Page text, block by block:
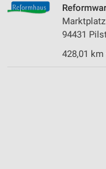
94431
428,01